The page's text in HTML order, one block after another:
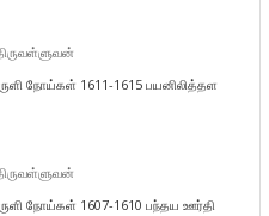
நோய்கள் 1611-1615 பயனிலித்தள
நோய்கள் 1607-1610 பந்தய ஊர்தி